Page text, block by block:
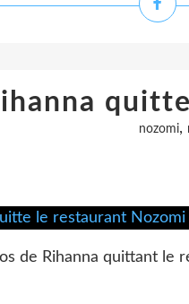
nozomi,
de Rihanna quittant le